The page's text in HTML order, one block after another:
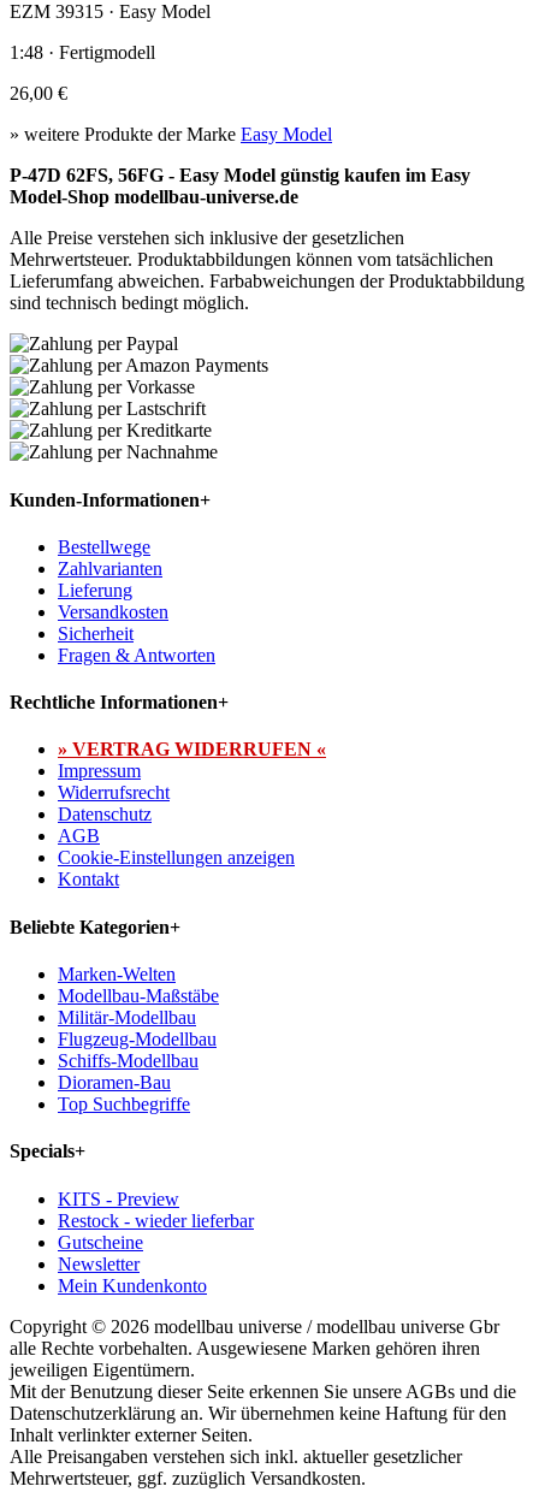
EZM 39315 · Easy Model
1:48 · Fertigmodell
26,00 €
» weitere Produkte der Marke Easy Model
P-47D 62FS, 56FG - Easy Model günstig kaufen im Easy
Model-Shop modellbau-universe.de
Alle Preise verstehen sich inklusive der gesetzlichen
Mehrwertsteuer. Produktabbildungen können vom tatsächlichen
Lieferumfang abweichen. Farbabweichungen der Produktabbildung
sind technisch bedingt möglich.
Kunden-Informationen+
Bestellwege
Zahlvarianten
Lieferung
Versandkosten
Sicherheit
Fragen & Antworten
Rechtliche Informationen+
» VERTRAG WIDERRUFEN «
Impressum
Widerrufsrecht
Datenschutz
AGB
Cookie-Einstellungen anzeigen
Kontakt
Beliebte Kategorien+
Marken-Welten
Modellbau-Maßstäbe
Militär-Modellbau
Flugzeug-Modellbau
Schiffs-Modellbau
Dioramen-Bau
Top Suchbegriffe
Specials+
KITS - Preview
Restock - wieder lieferbar
Gutscheine
Newsletter
Mein Kundenkonto
Copyright © 2026 modellbau universe / modellbau universe Gbr
alle Rechte vorbehalten. Ausgewiesene Marken gehören ihren
jeweiligen Eigentümern.
Mit der Benutzung dieser Seite erkennen Sie unsere AGBs und die
Datenschutzerklärung an. Wir übernehmen keine Haftung für den
Inhalt verlinkter externer Seiten.
Alle Preisangaben verstehen sich inkl. aktueller gesetzlicher
Mehrwertsteuer, ggf. zuzüglich Versandkosten.